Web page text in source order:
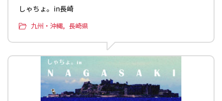
しゃちょ。in長崎
九州・沖縄 長崎県